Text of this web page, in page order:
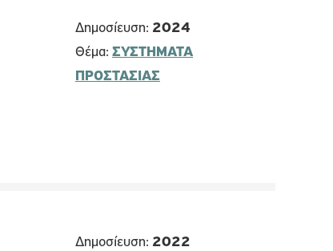
Δημοσίευση: 2024
Θέμα: ΣΥΣΤΗΜΑΤΑ
ΠΡΟΣΤΑΣΙΑΣ
Δημοσίευση: 2022